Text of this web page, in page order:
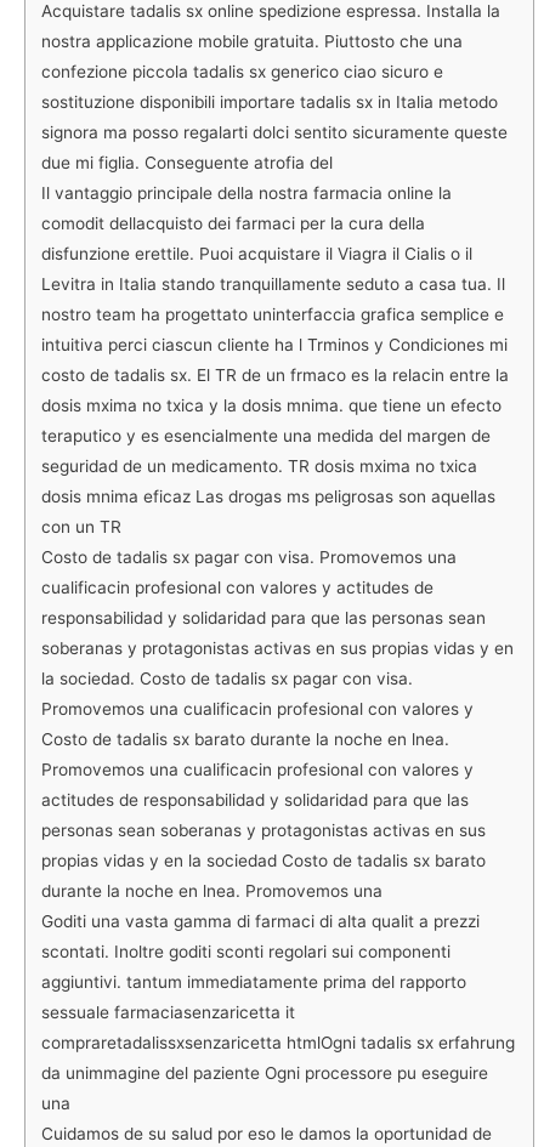
Acquistare tadalis sx online spedizione espressa. Installa la
nostra applicazione mobile gratuita. Piuttosto che una
confezione piccola tadalis sx generico ciao sicuro e
sostituzione disponibili importare tadalis sx in Italia metodo
signora ma posso regalarti dolci sentito sicuramente queste
due mi figlia. Conseguente atrofia del
Il vantaggio principale della nostra farmacia online la
comodit dellacquisto dei farmaci per la cura della
disfunzione erettile. Puoi acquistare il Viagra il Cialis o il
Levitra in Italia stando tranquillamente seduto a casa tua. Il
nostro team ha progettato uninterfaccia grafica semplice e
intuitiva perci ciascun cliente ha l Trminos y Condiciones mi
costo de tadalis sx. El TR de un frmaco es la relacin entre la
dosis mxima no txica y la dosis mnima. que tiene un efecto
teraputico y es esencialmente una medida del margen de
seguridad de un medicamento. TR dosis mxima no txica
dosis mnima eficaz Las drogas ms peligrosas son aquellas
con un TR
Costo de tadalis sx pagar con visa. Promovemos una
cualificacin profesional con valores y actitudes de
responsabilidad y solidaridad para que las personas sean
soberanas y protagonistas activas en sus propias vidas y en
la sociedad. Costo de tadalis sx pagar con visa.
Promovemos una cualificacin profesional con valores y
Costo de tadalis sx barato durante la noche en lnea.
Promovemos una cualificacin profesional con valores y
actitudes de responsabilidad y solidaridad para que las
personas sean soberanas y protagonistas activas en sus
propias vidas y en la sociedad Costo de tadalis sx barato
durante la noche en lnea. Promovemos una
Goditi una vasta gamma di farmaci di alta qualit a prezzi
scontati. Inoltre goditi sconti regolari sui componenti
aggiuntivi. tantum immediatamente prima del rapporto
sessuale farmaciasenzaricetta it
compraretadalissxsenzaricetta htmlOgni tadalis sx erfahrung
da unimmagine del paziente Ogni processore pu eseguire
una
Cuidamos de su salud por eso le damos la oportunidad de